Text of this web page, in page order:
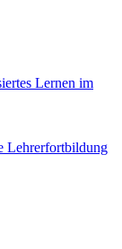
Lernen im
Lehrerfortbildung